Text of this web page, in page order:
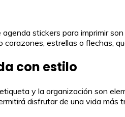
stickers para imprimir
estrellas o flechas,
con estilo
y la organización son
disfrutar de una vida